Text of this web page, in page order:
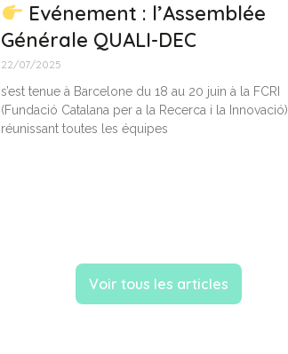
Evénement : l’Assemblée
Générale QUALI-DEC
22/07/2025
s’est tenue à Barcelone du 18 au 20 juin à la FCRI
(Fundació Catalana per a la Recerca i la Innovació)
réunissant toutes les équipes
Voir tous les articles